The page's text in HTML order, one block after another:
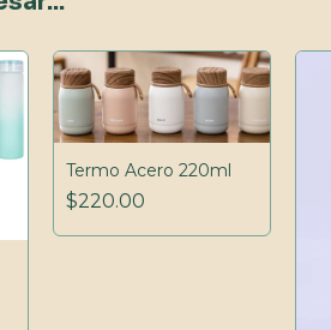
Termo Acero 220ml
$220.00